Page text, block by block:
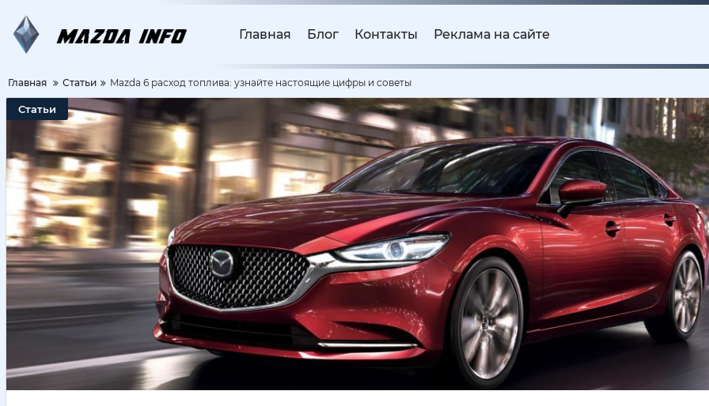
Главная Блог Контакты Реклама на сайте
Главная Статьи Mazda 6 расход топлива: узнайте настоящие цифры и советы
Статьи